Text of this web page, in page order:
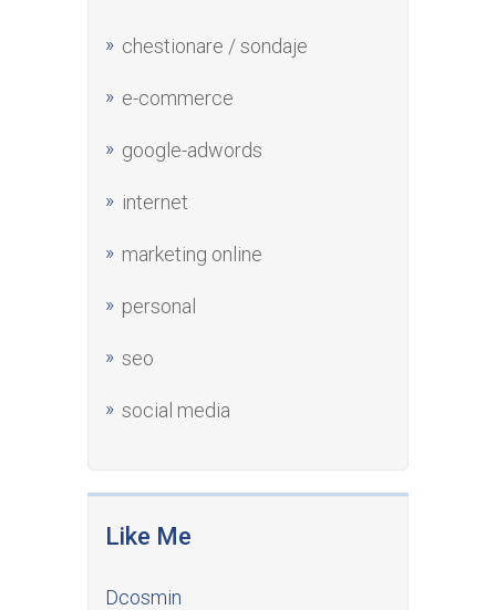
chestionare / sondaje
e-commerce
google-adwords
internet
marketing online
personal
seo
social media
Like Me
Dcosmin